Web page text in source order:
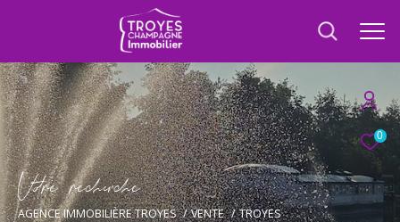
0
Vore recece
AGENCE IMMOBILIÈRE TROYES VENTE TROYES